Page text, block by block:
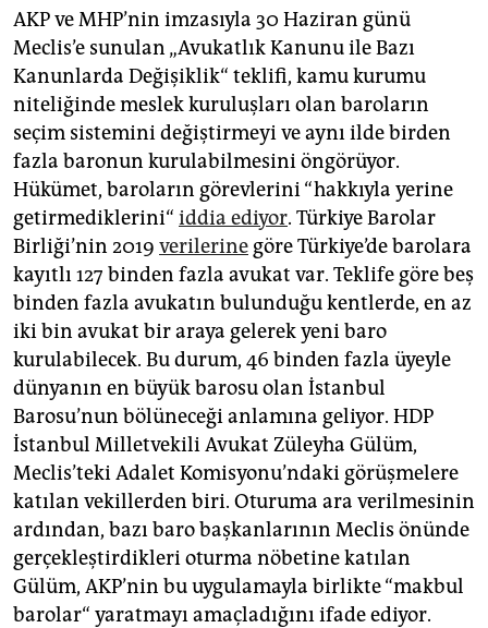
AKP ve MHP’nin imzasıyla 30 Haziran günü
Meclis’e sunulan „Avukatlık Kanunu ile Bazı
Kanunlarda Değişiklik“ teklifi, kamu kurumu
niteliğinde meslek kuruluşları olan baroların
seçim sistemini değiştirmeyi ve aynı ilde birden
fazla baronun kurulabilmesini öngörüyor.
Hükümet, baroların görevlerini “hakkıyla yerine
getirmediklerini“ iddia ediyor. Türkiye Barolar
Birliği’nin 2019 verilerine göre Türkiye’de barolara
kayıtlı 127 binden fazla avukat var. Teklife göre beş
binden fazla avukatın bulunduğu kentlerde, en az
iki bin avukat bir araya gelerek yeni baro
kurulabilecek. Bu durum, 46 binden fazla üyeyle
dünyanın en büyük barosu olan İstanbul
Barosu’nun bölüneceği anlamına geliyor. HDP
İstanbul Milletvekili Avukat Züleyha Gülüm,
Meclis’teki Adalet Komisyonu’ndaki görüşmelere
katılan vekillerden biri. Oturuma ara verilmesinin
ardından, bazı baro başkanlarının Meclis önünde
gerçekleştirdikleri oturma nöbetine katılan
Gülüm, AKP’nin bu uygulamayla birlikte “makbul
barolar“ yaratmayı amaçladığını ifade ediyor.